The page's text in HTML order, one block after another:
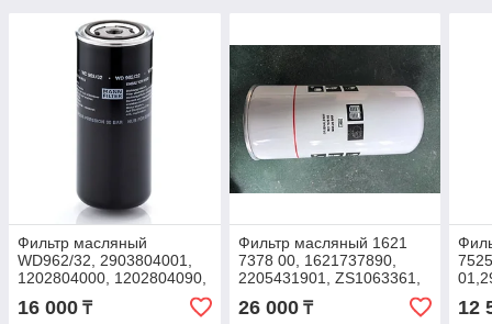
Фильтр масляный
WD962/32, 2903804001,
1202804000, 1202804090,
1619531400, 1619631400,
2254447700, SH8150
16 000 ₸
Фильтр масляный 1621
7378 00, 1621737890,
2205431901, ZS1063361,
2205431900, 3001531112,
A004425274, TGO514
26 000₸ 12